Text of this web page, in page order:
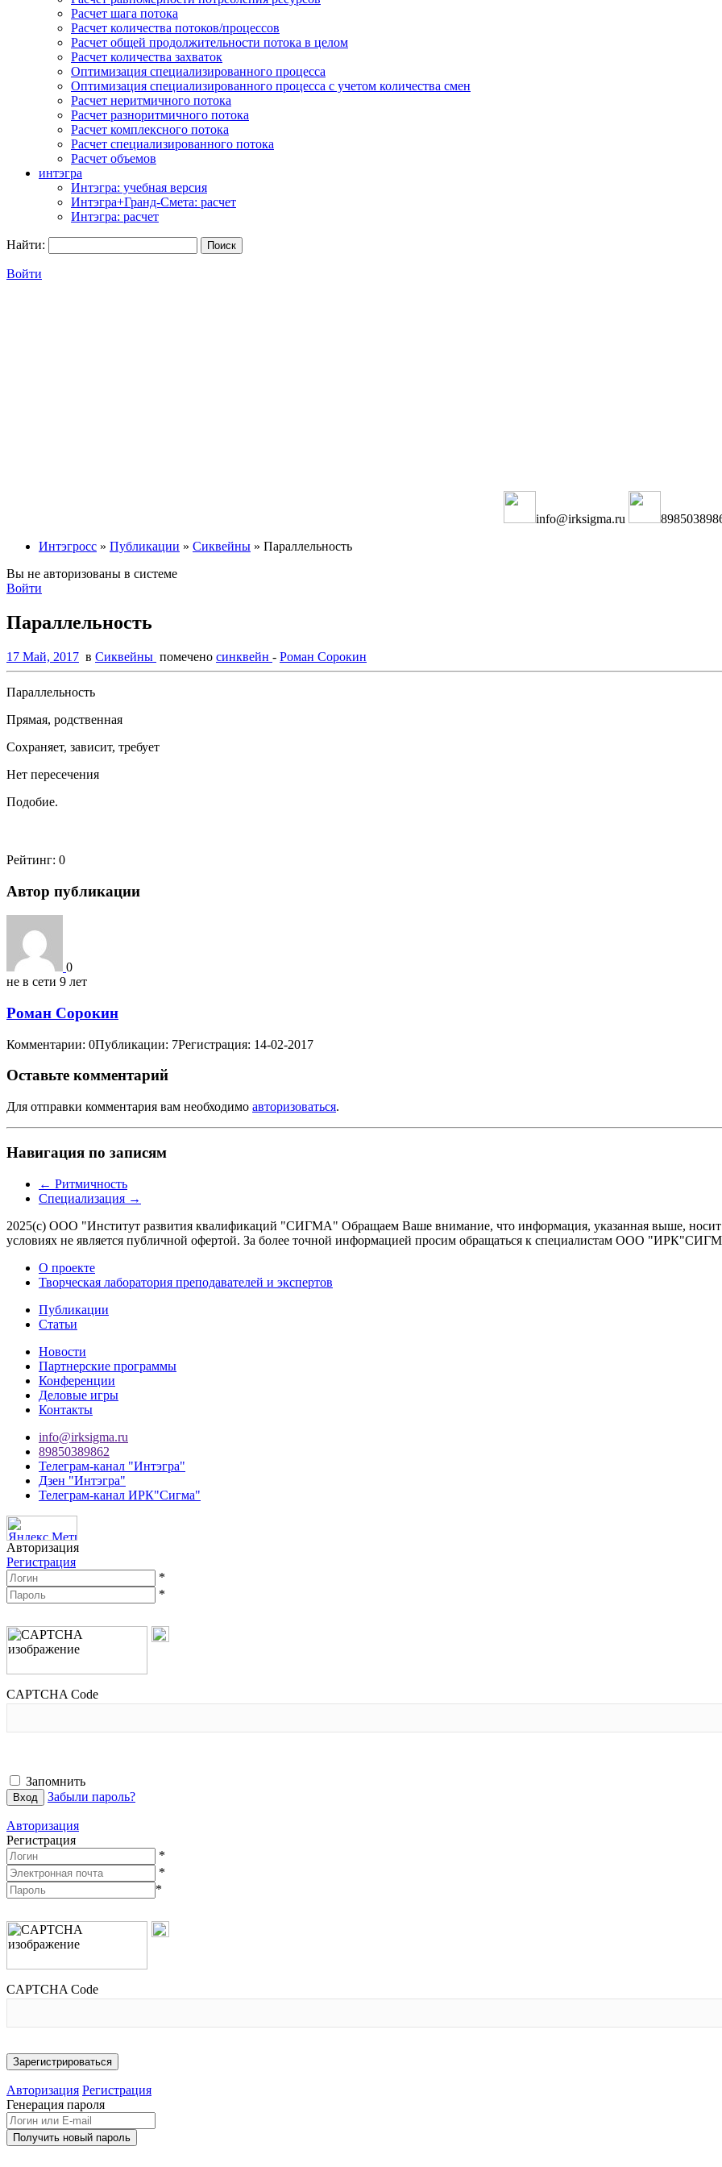
Расчет шага потока
Расчет количества потоков/процессов
Расчет общей продолжительности потока в целом
Расчет количества захваток
Оптимизация специализированного процесса
Оптимизация специализированного процесса с учетом количества смен
Расчет неритмичного потока
Расчет разноритмичного потока
Расчет комплексного потока
Расчет специализированного потока
Расчет объемов
интэгра
Интэгра: учебная версия
Интэгра+Гранд-Смета: расчет
Интэгра: расчет
Найти:
Войти
info@irksigma.ru
Интэгросс » Публикации » Сиквейны » Параллельность
Вы не авторизованы в системе
Войти
Параллельность
17 Май, 2017 в Сиквейны помечено синквейн - Роман Сорокин
Параллельность
Прямая, родственная
Сохраняет, зависит, требует
Нет пересечения
Подобие.
Рейтинг: 0
Автор публикации
0
не в сети 9 лет
Роман Сорокин
Комментарии: 0Публикации: 7Регистрация: 14-02-2017
Оставьте комментарий
Для отправки комментария вам необходимо авторизоваться.
Навигация по записям
← Ритмичность
Специализация →
2025(с) ООО "Институт развития квалификаций "СИГМА" Обращаем Ваше внимание, что информация, указанная выше, носит
условиях не является публичной офертой. За более точной информацией просим обращаться к специалистам ООО
О проекте
Творческая лаборатория преподавателей и экспертов
Публикации
Статьи
Новости
Партнерские программы
Конференции
Деловые игры
Контакты
info@irksigma.ru
89850389862
Телеграм-канал "Интэгра"
Дзен "Интэгра"
Телеграм-канал ИРК"Сигма"
Авторизация
Регистрация
*
*
CAPTCHA Code
Запомнить
Забыли пароль?
Авторизация
Регистрация
*
*
*
CAPTCHA Code
Авторизация Регистрация
Генерация пароля